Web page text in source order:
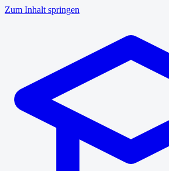
Zum Inhalt springen